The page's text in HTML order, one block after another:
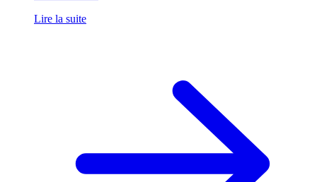
Lire la suite